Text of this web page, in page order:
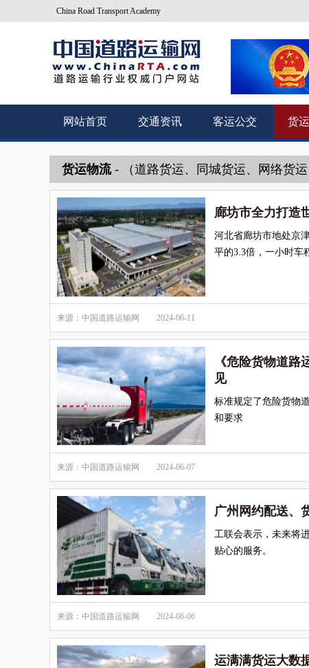
China Road Transport Academy
网站首页 交通资讯 客运公交 货
货运物流- （道路货运、同城货运、网络货运
廊坊市全力打造
河北省廊坊市地处京
平的3.3倍，一小时车
来源：中国道路运输网 2024-06-11
《危险货物道
见
标准规定了危险货物
和要求
来源：中国道路运输网 2024-06-07
广州网约配送、
工联会表示，未来将
贴心的服务。
来源：中国道路运输网 2024-06-06
运满满货运大数